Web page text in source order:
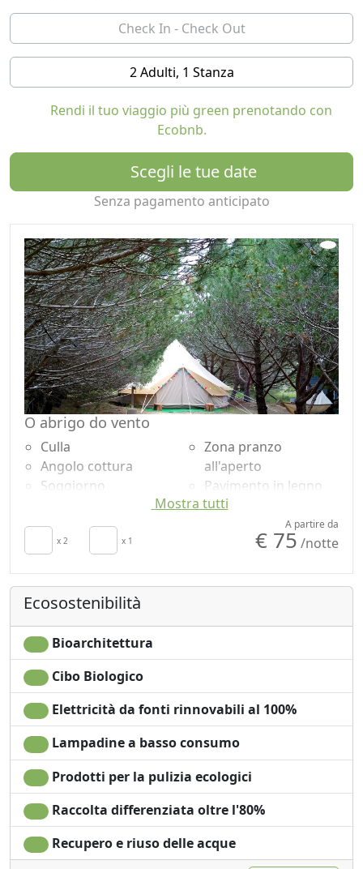
al 100%, che include zanzariere e finestre. All'interno del
negozio c'è un letto di 1,6x2,00 metri. e un divano letto.
C'è la possibilità di aggiungere una culla. All'esterno del
negozio c'è una sala da pranzo sotto un pergolato, una
piccola cucina con frigorifero, forno a microonde,
tostapane, caffettiera, bollitore e utensili da cucina. Ha
Tutta l'energia è prodotta nella proprietà tramite
pannelli fotovoltaici.
È possibile vedere molte specie di uccelli, tra cui
cicogne, gufi o gheppi. Dalla pineta è possibile vedere
splendidi tramonti sulla linea del mare.
A meno di due chilometri si trova la città dove ci sono
supermercati, negozi e ristoranti. Vi si accede da una
strada sterrata di 1,7 km.
Ad Aljezur ogni sabato si svolge un interessante e
vivace mercato ecologico di piccoli produttori e
artigianato locali.
Tra le meravigliose spiagge che si possono visitare c'è la
spettacolare spiaggia naturista ufficiale di Adegas, in
Odeciexe.
2 Adulti, 1 Stanza
Rendi il tuo viaggio più green prenotando con
Ecobnb.
Scegli le tue date
Senza pagamento anticipato
O abrigo do vento
Culla
Angolo cottura
Soggiorno
Stendibiancheria
Asciugamani
Armadio o
Guardaroba
Divano
Divano letto
Tavolo da pranzo
Utensili da cucina
Frigorifero
Macchina per il caffé
Zona pranzo
all'aperto
Pavimento in legno
naturale
Shampoo plastic-free,
Giardino
Vista mare
Vista panoramica
Microonde
Mostra tutti
x 2 x 1
A partire da
€ 75 /notte
Ecosostenibilità
Bioarchitettura
Cibo Biologico
Elettricità da fonti rinnovabili al 100%
Lampadine a basso consumo
Prodotti per la pulizia ecologici
Raccolta differenziata oltre l'80%
Recupero e riuso delle acque